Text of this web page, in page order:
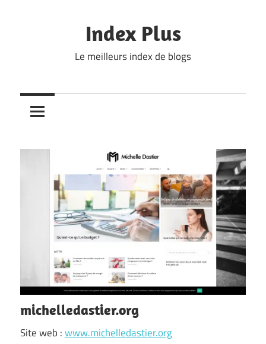
Index Plus
Le meilleurs index de blogs
michelledastier.org
Site web :www.michelledastier.org